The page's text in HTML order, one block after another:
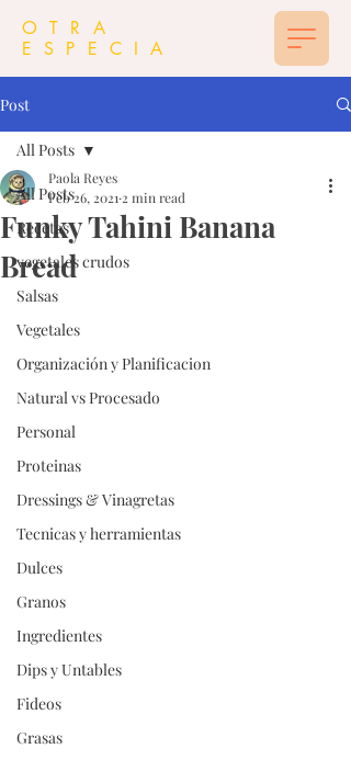
OTRA
ESPECIA
Post
All Posts
Recetas
vegetales crudos
Salsas
Vegetales
Organización y Planificacion
Natural vs Procesado
Personal
Proteinas
Dressings & Vinagretas
Tecnicas y herramientas
Dulces
Granos
Ingredientes
Dips y Untables
Fideos
Grasas
All Posts
Funky Tahini Banana
Bread
Paola Reyes
Feb 26, 2021 2 min read